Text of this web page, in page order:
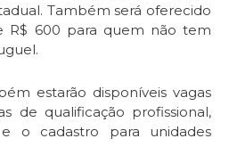
Também será oferecido
R$ 600 para quem não tem
estarão disponíveis vagas
de qualificação profissional,
o cadastro para unidades